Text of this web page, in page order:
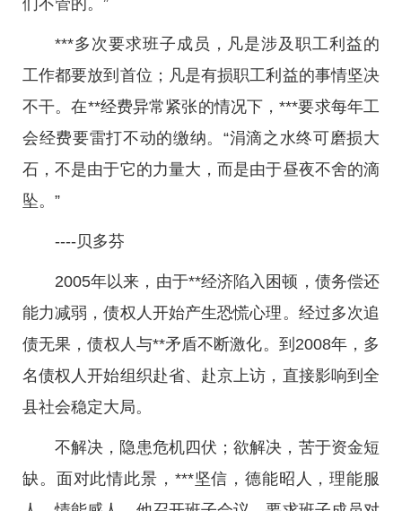
们不管的。”
***多次要求班子成员，凡是涉及职工利益的
工作都要放到首位；凡是有损职工利益的事情坚决
不干。在**经费异常紧张的情况下，***要求每年工
会经费要雷打不动的缴纳。“涓滴之水终可磨损大
石，不是由于它的力量大，而是由于昼夜不舍的滴
坠。”
----贝多芬
2005年以来，由于**经济陷入困顿，债务偿还
能力减弱，债权人开始产生恐慌心理。经过多次追
债无果，债权人与**矛盾不断激化。到2008年，多
名债权人开始组织赴省、赴京上访，直接影响到全
县社会稳定大局。
不解决，隐患危机四伏；欲解决，苦于资金短
缺。面对此情此景，***坚信，德能昭人，理能服